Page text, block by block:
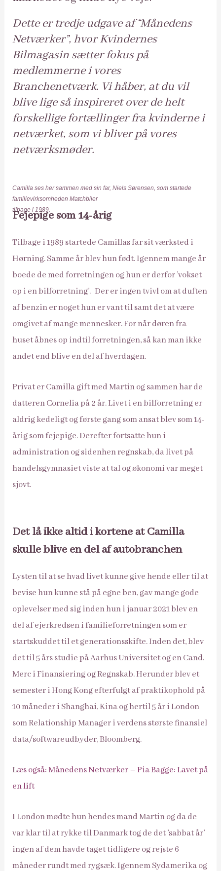
Dette er tredje udgave af “Månedens
Netværker”, hvor Kvindernes
Bilmagasin sætter fokus på
medlemmerne i vores
Branchenetværk. Vi håber, at du vil
blive lige så inspireret over de helt
forskellige fortællinger fra kvinderne i
netværket, som vi bliver på vores
netværksmøder.
Camilla ses her sammen med sin far, Niels Sørensen, som startede
familievirksomheden Matchbiler
tilbage i 1989.
Fejepige som 14-årig
Tilbage i 1989 startede Camillas far sit værksted i
Hørning. Samme år blev hun født. Igennem mange år
boede de med forretningen og hun er derfor ’vokset
op i en bilforretning’. Der er ingen tvivl om at duften
af benzin er noget hun er vant til samt det at være
omgivet af mange mennesker. For når døren fra
huset åbnes op indtil forretningen, så kan man ikke
andet end blive en del af hverdagen.
Privat er Camilla gift med Martin og sammen har de
datteren Cornelia på 2 år. Livet i en bilforretning er
aldrig kedeligt og første gang som ansat blev som 14-
årig som fejepige. Derefter fortsatte hun i
administration og sidenhen regnskab, da livet på
handelsgymnasiet viste at tal og økonomi var meget
sjovt.
Det lå ikke altid i kortene at Camilla
skulle blive en del af autobranchen
Lysten til at se hvad livet kunne give hende eller til at
bevise hun kunne stå på egne ben, gav mange gode
oplevelser med sig inden hun i januar 2021 blev en
del af ejerkredsen i familieforretningen som er
startskuddet til et generationsskifte. Inden det, blev
det til 5 års studie på Aarhus Universitet og en Cand.
Merc i Finansiering og Regnskab. Herunder blev et
semester i Hong Kong efterfulgt af praktikophold på
10 måneder i Shanghai, Kina og hertil 5 år i London
som Relationship Manager i verdens største finansiel
data/softwareudbyder, Bloomberg.
Læs også: Månedens Netværker – Pia Bagge: Lavet på
en lift
I London mødte hun hendes mand Martin og da de
var klar til at rykke til Danmark tog de det ’sabbat år’
ingen af dem havde taget tidligere og rejste 6
måneder rundt med rygsæk. Igennem Sydamerika og